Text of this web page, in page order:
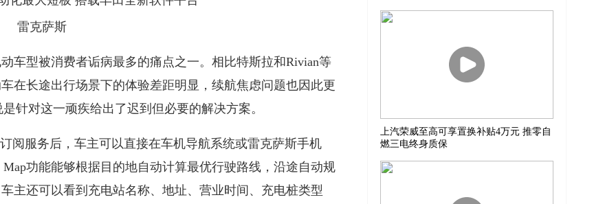
雷克萨斯
型被消费者诟病最多的痛点之一。相比特斯拉和Rivian等
在长途出行场景下的体验差距明显，续航焦虑问题也因此更
针对这一顽疾给出了迟到但必要的解决方案。
服务后，车主可以直接在车机导航系统或雷克萨斯手机
功能能够根据目的地自动计算最优行驶路线，沿途自动规
主还可以看到充电站名称、地址、营业时间、充电桩类型
上汽荣威至高可享置换补贴4万元 推零自
燃三电终身质保